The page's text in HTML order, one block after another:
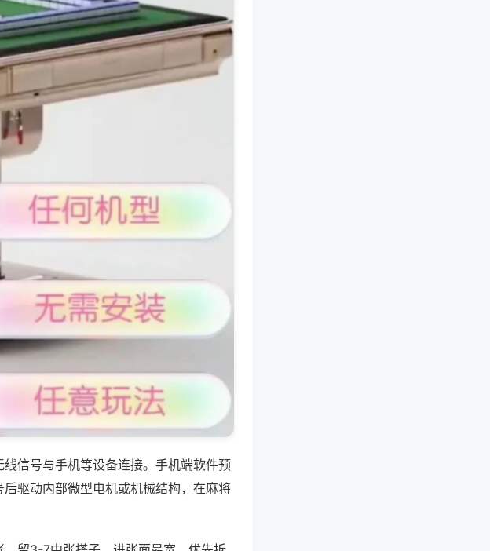
信号与手机等设备连接。手机端软件预
驱动内部微型电机或机械结构，在麻将